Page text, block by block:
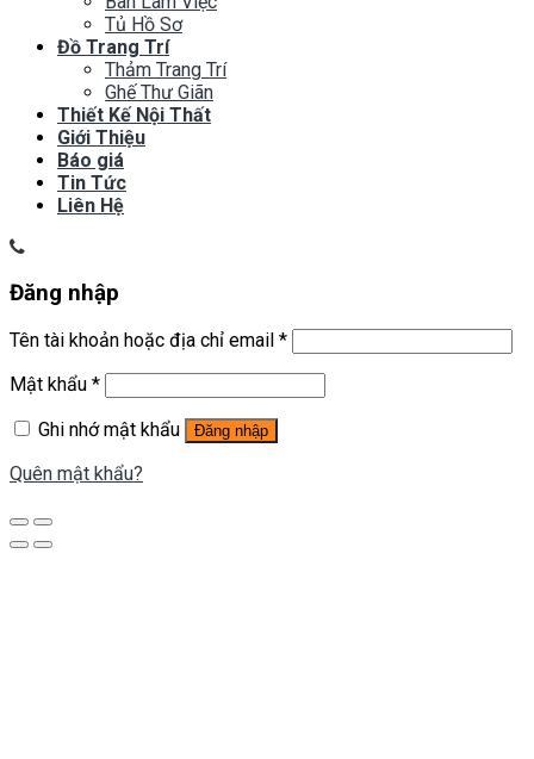
Tủ Hồ Sơ
Đồ Trang Trí
Thảm Trang Trí
Ghế Thư Giãn
Thiết Kế Nội Thất
Giới Thiệu
Báo giá
Tin Tức
Liên Hệ
Đăng nhập
Tên tài khoản hoặc địa chỉ email *
Mật khẩu *
Ghi nhớ mật khẩu
Đăng nhập
Quên mật khẩu?